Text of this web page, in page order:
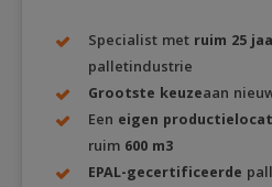
Specialist met ruim 25
palletindustrie
Grootste keuzeaan
Een eigen
ruim 600 m3
EPAL-gecertificeerde